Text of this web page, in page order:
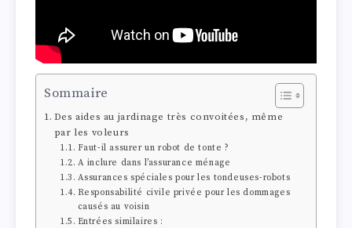
Sommaire
Des aides au jardinage très convoitées, même
par les voleurs
Faut-il assurer un robot de tonte ?
A inclure dans l’assurance ménage
Assurances spéciales pour les tondeuses-robots
Responsabilité civile privée pour les dommages
causés au voisin
Entrées similaires :